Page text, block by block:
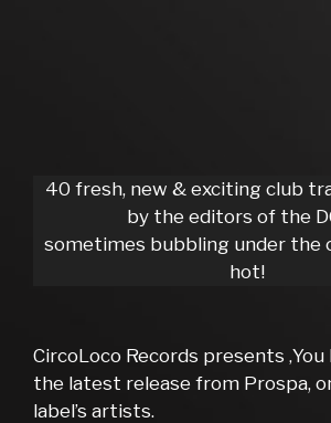
40 fresh, new & exciting club
by the editors of the
sometimes bubbling under the
hot!
CircoLoco Records presents ‚You
the latest release from Prospa,
label’s artists.